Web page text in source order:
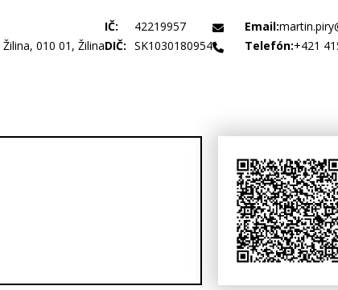
010 01, Žilina
IČ:
42219957
DIČ: SK1030180954
Email:
Telefón:+421